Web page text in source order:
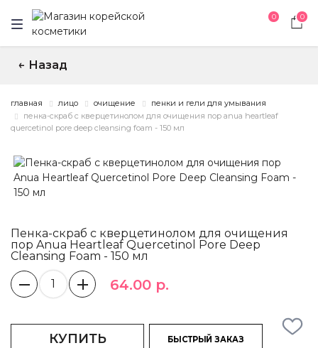
0 0
↑ Назад
главная лицо очищение
пенки и гели для умывания
пенка-скраб с кверцетинолом для очищения пор anua heartleaf
quercetinol pore deep cleansing foam - 150 мл
Пенка-скраб с кверцетинолом для очищения
пор Anua Heartleaf Quercetinol Pore Deep
Cleansing Foam - 150 мл
64.00 р.
КУПИТЬ БЫСТРЫЙ ЗАКАЗ